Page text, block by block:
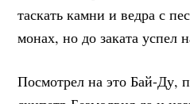
таскать камни и ведра с
монах, но до заката успел
Посмотрел на это Бай-Ду,